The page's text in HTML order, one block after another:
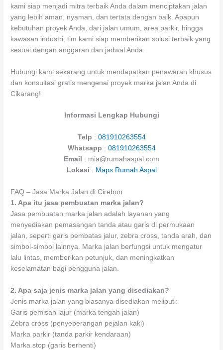
kami siap menjadi mitra terbaik Anda dalam menciptakan jalan
yang lebih aman, nyaman, dan tertata dengan baik. Apapun
kebutuhan proyek Anda, dari jalan umum, area parkir, hingga
kawasan industri, tim kami siap memberikan solusi terbaik yang
sesuai dengan anggaran dan jadwal Anda.
Hubungi kami sekarang untuk mendapatkan penawaran khusus
dan konsultasi gratis mengenai proyek marka jalan Anda di
Cikarang!
Informasi Lengkap Hubungi
Telp : 081910263554
Whatsapp : 081910263554
Email
: mia@rumahaspal.com
Lokasi : Maps Rumah Aspal
FAQ – Jasa Marka Jalan di Cirebon
1.Apa itu jasa pembuatan marka jalan?
Jasa pembuatan marka jalan adalah layanan yang
menyediakan pemasangan tanda atau garis di permukaan
jalan, seperti garis pembatas jalur, zebra cross, tanda arah, dan
simbol-simbol lainnya. Marka jalan berfungsi untuk mengatur
lalu lintas, memberikan petunjuk, dan meningkatkan
keselamatan bagi pengguna jalan.
2.Apa saja jenis marka jalan yang disediakan?
Jenis marka jalan yang biasanya disediakan meliputi:
Garis pemisah lajur (marka tengah jalan)
Zebra cross (penyeberangan pejalan kaki)
Marka parkir (tanda parkir kendaraan)
Marka stop (garis berhenti)